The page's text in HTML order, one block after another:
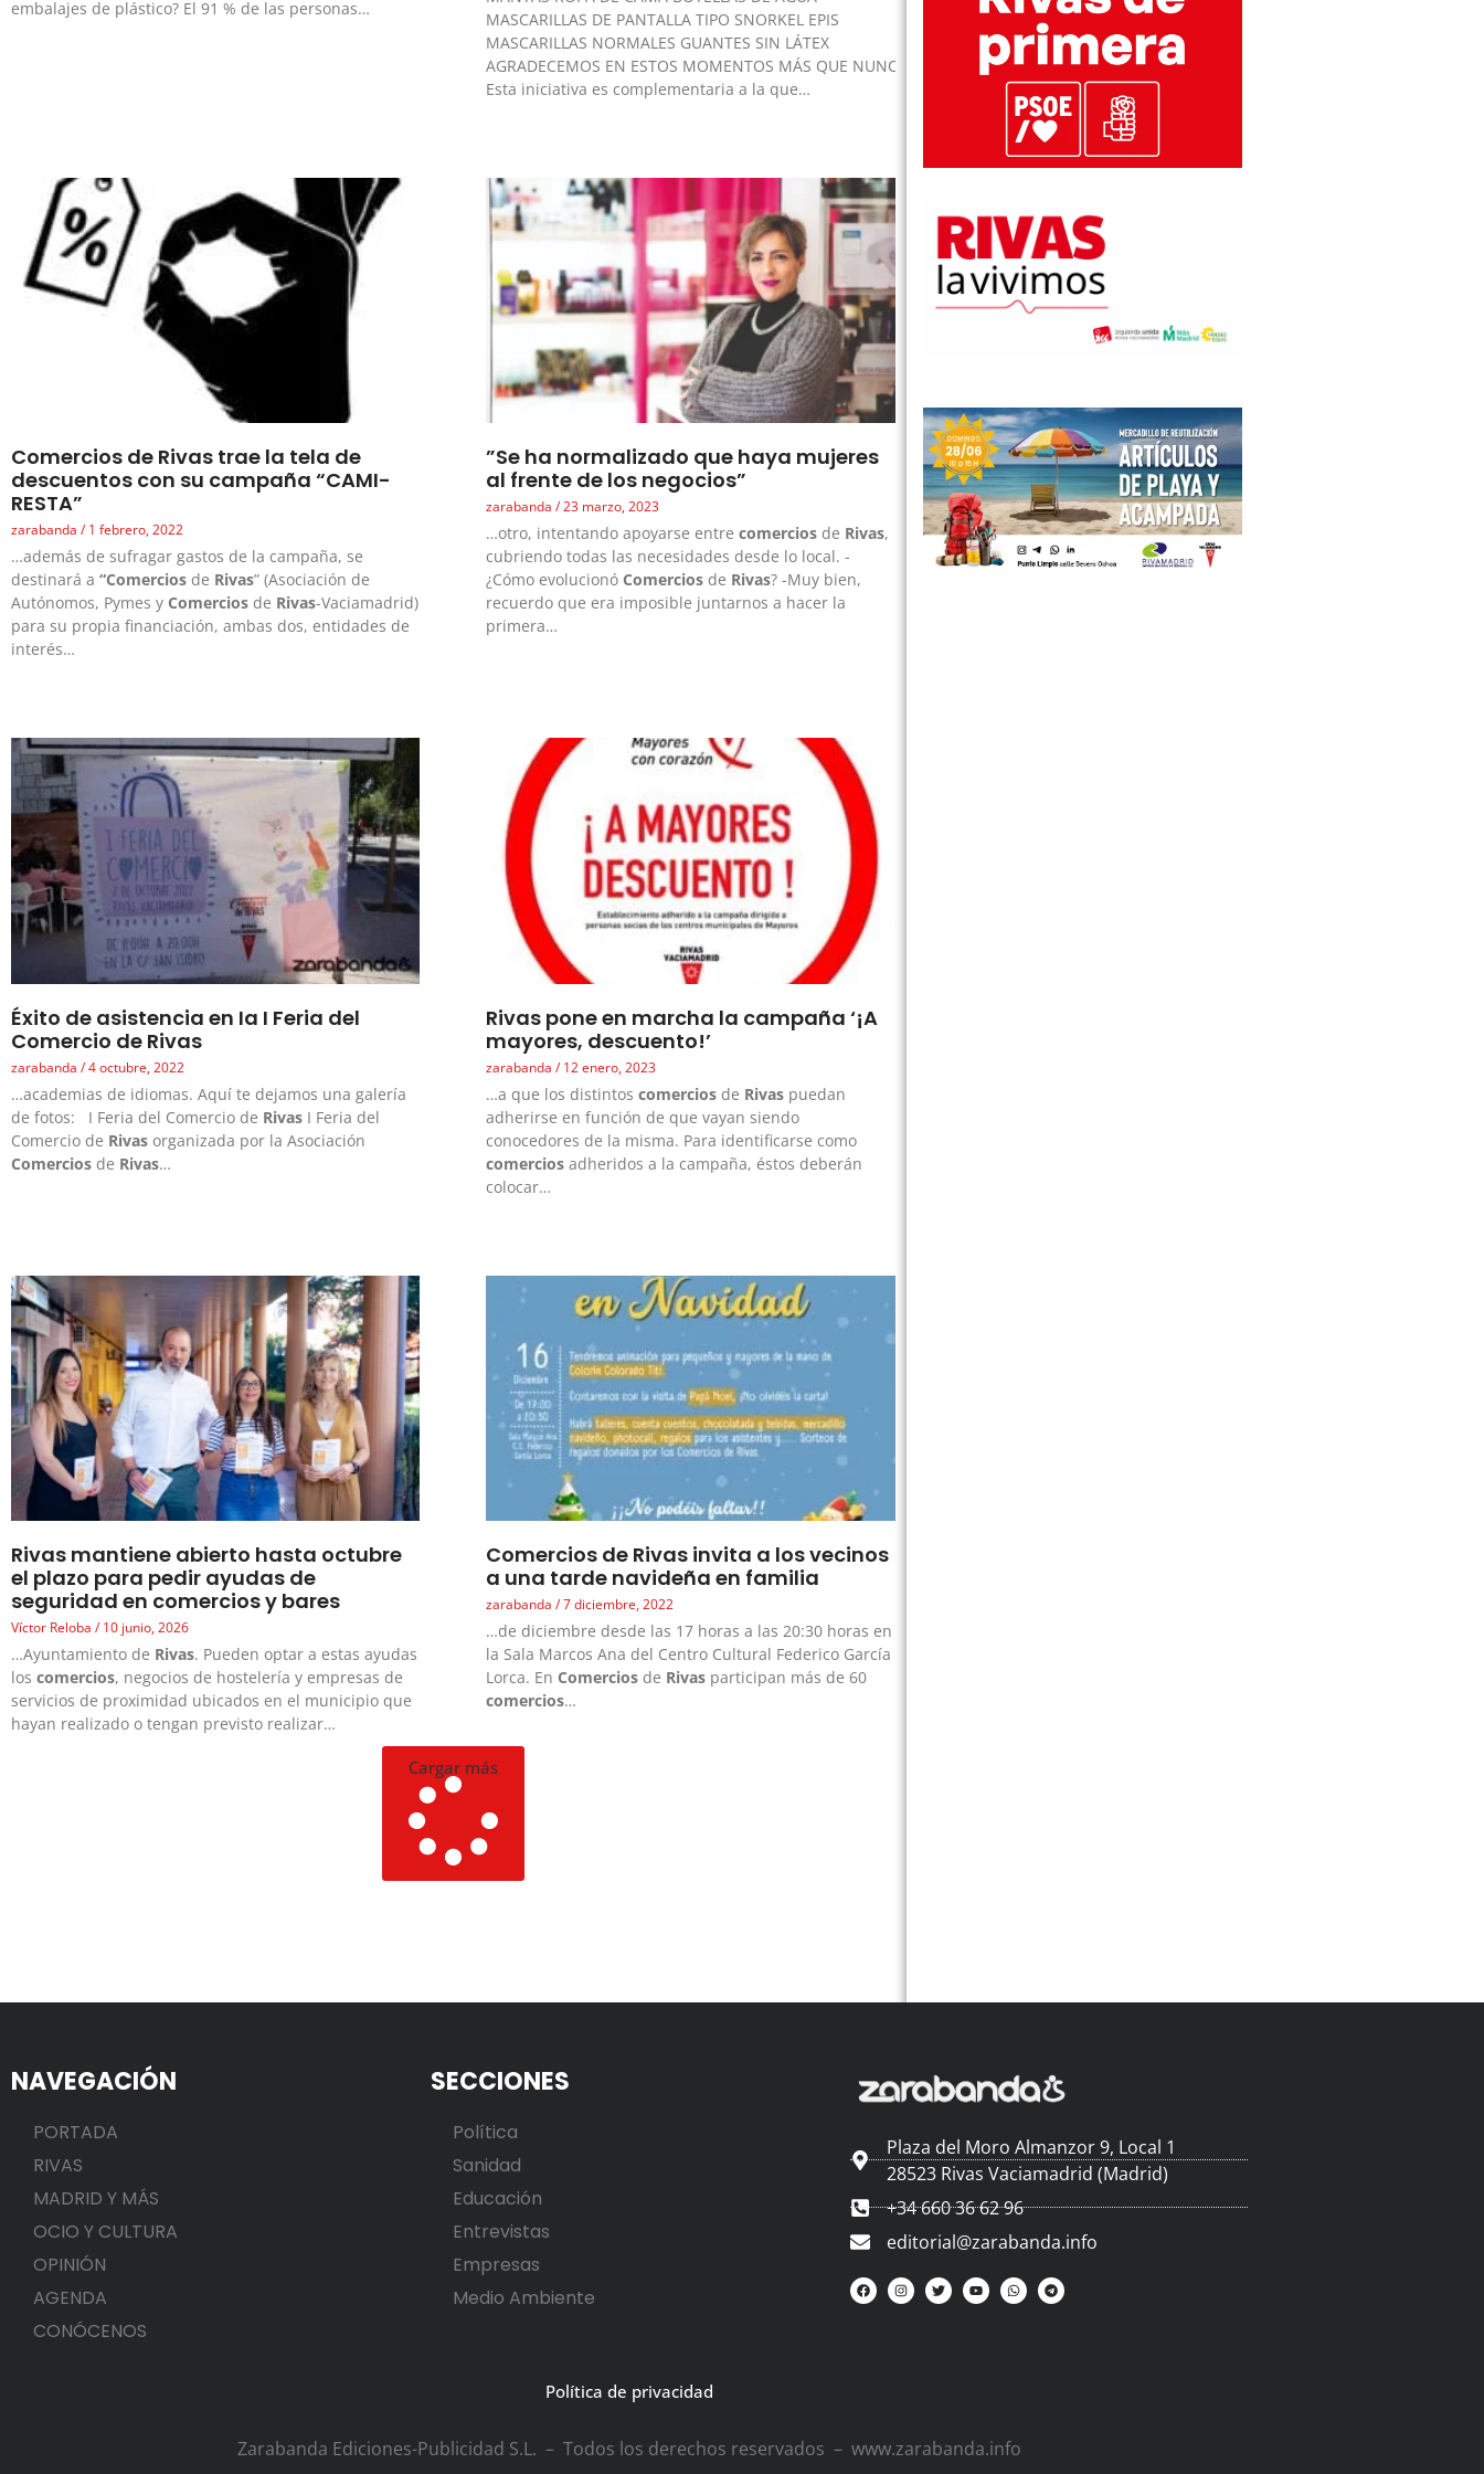
embalajes de plástico? El 91 % de las personas…
MASCARILLAS DE PANTALLA TIPO SNORKEL EPIS
MASCARILLAS NORMALES GUANTES SIN LÁTEX
AGRADECEMOS EN ESTOS MOMENTOS MÁS QUE NUNCA SU COLABORACIÓN
Esta iniciativa es complementaria a la que…
Comercios de Rivas trae la tela de
descuentos con su campaña “CAMI-
RESTA”
zarabanda 1 febrero, 2022
…además de sufragar gastos de la campaña, se
destinará a “Comercios de Rivas” (Asociación de
Autónomos, Pymes y Comercios de Rivas-Vaciamadrid)
para su propia financiación, ambas dos, entidades de
interés…
”Se ha normalizado que haya mujeres
al frente de los negocios”
zarabanda 23 marzo, 2023
…otro, intentando apoyarse entrecomercios de Rivas,
cubriendo todas las necesidades desde lo local. -
¿Cómo evolucionó Comercios de Rivas? -Muy bien,
recuerdo que era imposible juntarnos a hacer la
primera…
Éxito de asistencia en Ia I Feria del
Comercio de Rivas
zarabanda 4 octubre, 2022
…academias de idiomas. Aquí te dejamos una galería
de fotos: I Feria del Comercio de Rivas I Feria del
Comercio de Rivas organizada por la Asociación
Comercios de Rivas…
Rivas pone en marcha la campaña ‘¡A
mayores, descuento!’
zarabanda 12 enero, 2023
…a que los distintoscomercios de Rivas puedan
adherirse en función de que vayan siendo
conocedores de la misma. Para identificarse como
comercios adheridos a la campaña, éstos deberán
colocar…
Rivas mantiene abierto hasta octubre
el plazo para pedir ayudas de
seguridad en comercios y bares
Víctor Reloba 10 junio, 2026
…Ayuntamiento de Rivas. Pueden optar a estas ayudas
los comercios, negocios de hostelería y empresas de
servicios de proximidad ubicados en el municipio que
hayan realizado o tengan previsto realizar…
Comercios de Rivas invita a los vecinos
a una tarde navideña en familia
zarabanda 7 diciembre, 2022
…de diciembre desde las 17 horas a las 20:30 horas en
la Sala Marcos Ana del Centro Cultural Federico García
Lorca. En Comercios de Rivas participan más de 60
comercios…
Cargar más
NAVEGACIÓN
PORTADA
RIVAS
MADRID Y MÁS
OCIO Y CULTURA
OPINIÓN
AGENDA
CONÓCENOS
SECCIONES
Política
Sanidad
Educación
Entrevistas
Empresas
Medio Ambiente
Plaza del Moro Almanzor 9, Local 1
28523 Rivas Vaciamadrid (Madrid)
+34 660 36 62 96
editorial@zarabanda.info
Política de privacidad
Zarabanda Ediciones-Publicidad S.L. – Todos los derechos reservados – www.zarabanda.info